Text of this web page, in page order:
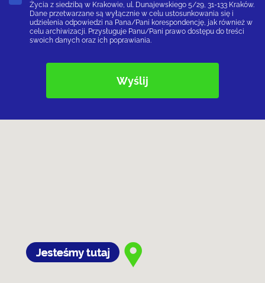
Życia z siedzibą w Krakowie, ul. Dunajewskiego 5/29, 31-133 Kraków.
Dane przetwarzane są wyłącznie w celu ustosunkowania się i
udzielenia odpowiedzi na Pana/Pani korespondencję, jak również w
celu archiwizacji. Przysługuje Panu/Pani prawo dostępu do treści
swoich danych oraz ich poprawiania.